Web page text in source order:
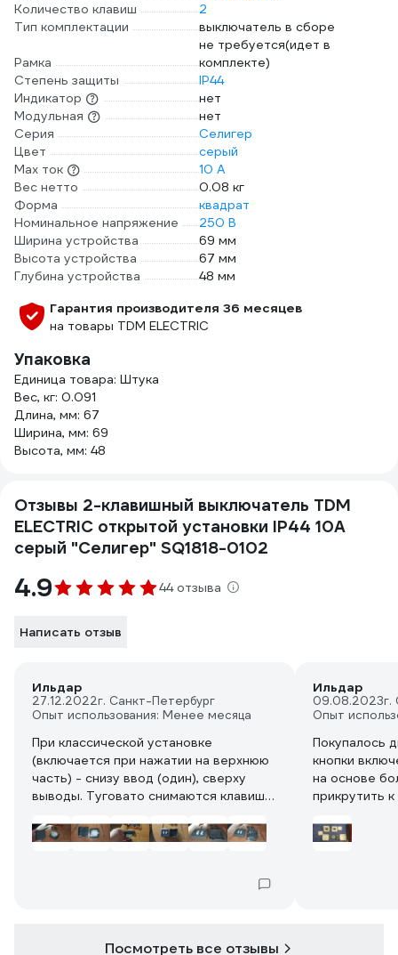
Количество клавиш
2
Тип комплектации
выключатель в сборе
Рамка
не требуется(идет в
комплекте)
Степень защиты
IP44
Индикатор
нет
Модульная
нет
Серия
Селигер
Цвет
серый
Max ток
10 А
Вес нетто
0.08 кг
Форма
квадрат
Номинальное напряжение
250 В
Ширина устройства
69 мм
Высота устройства
67 мм
Глубина устройства
48 мм
Гарантия производителя 36 месяцев
на товары TDM ELECTRIC
Упаковка
Единица товара: Штука
Вес, кг: 0.091
Длина, мм: 67
Ширина, мм: 69
Высота, мм: 48
Отзывы 2-клавишный выключатель TDM
ELECTRIC открытой установки IP44 10А
серый "Селигер" SQ1818-0102
4.9 44 отзыва
Написать отзыв
Ильдар
27.12.2022г. Санкт-Петербург
Опыт использования: Менее месяца
При классической установке
(включается при нажатии на верхнюю
часть) - снизу ввод (один), сверху
выводы. Туговато снимаются клавиши
означает, что они не будут вылетать
Ильдар
09.08.2023г.
Опыт
Покупалось
кнопки
на основе
прикрутить
Посмотреть все отзывы